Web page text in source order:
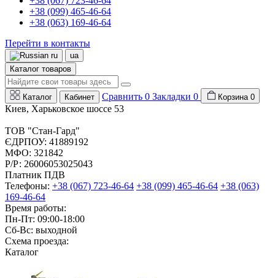
+38 (099) 465-46-64
+38 (063) 169-46-64
Перейти в контакты
ru
ua
Каталог товаров
Каталог Кабинет Сравнить 0 Закладки 0 Корзина 0
Киев, Харьковское шоссе 53
ТОВ "Стан-Гард"
ЄДРПОУ: 41889192
МФО: 321842
Р/Р: 26006053025043
Платник ПДВ
Телефоны: +38 (067) 723-46-64 +38 (099) 465-46-64 +38 (063)
169-46-64
Время работы:
Пн-Пт: 09:00-18:00
Сб-Вс: выходной
Схема проезда:
Каталог